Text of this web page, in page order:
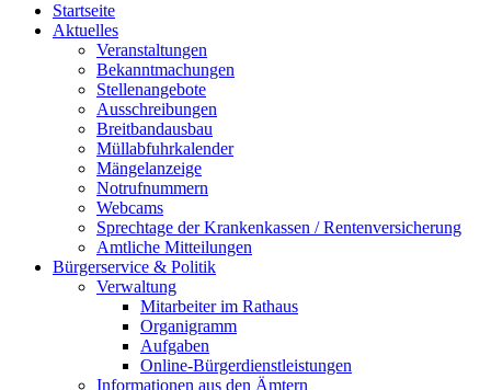
Startseite
Aktuelles
Veranstaltungen
Bekanntmachungen
Stellenangebote
Ausschreibungen
Breitbandausbau
Müllabfuhrkalender
Mängelanzeige
Notrufnummern
Webcams
Sprechtage der Krankenkassen / Rentenversicherung
Amtliche Mitteilungen
Bürgerservice & Politik
Verwaltung
Mitarbeiter im Rathaus
Organigramm
Aufgaben
Online-Bürgerdienstleistungen
Informationen aus den Ämtern